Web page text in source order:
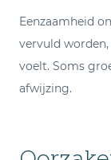
Eenzaamheid
vervuld
voelt. Soms
afwijzing.